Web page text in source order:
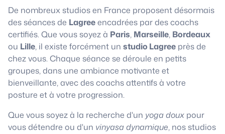
De nombreux studios en France proposent désormais
des séances de Lagreeencadrées par des coachs
certifiés. Que vous soyez à Paris, Marseille, Bordeaux
ou Lille, il existe forcément un studio Lagree près de
chez vous. Chaque séance se déroule en petits
groupes, dans une ambiance motivante et
bienveillante, avec des coachs attentifs à votre
posture et à votre progression.
Que vous soyez à la recherche d'un yoga doux pour
vous détendre ou d'un vinyasa dynamique, nos studios